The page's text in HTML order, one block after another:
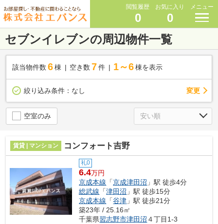
閲覧履歴
0
お気に入り
0
メニュー
セブンイレブンの周辺物件一覧
該当物件数 6棟 空き数 7 件 1～6 棟を表示
絞り込み条件： なし 変更
空室のみ
賃貸 | マンション コンフォート吉野
礼0
6.4万円
京成本線 「京成津田沼 」駅 徒歩4分
総武線 「津田沼 」駅 徒歩15分
京成本線 「谷津 」駅 徒歩21分
築23年 / 25.16㎡
千葉県習志野市津田沼 ４丁目1-3